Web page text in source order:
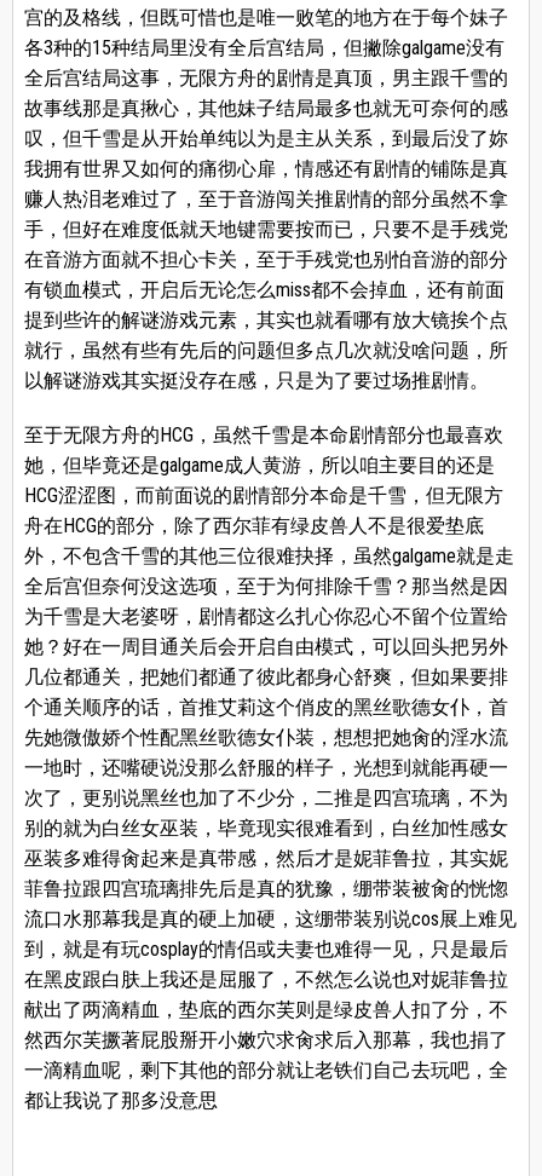
宫的及格线，但既可惜也是唯一败笔的地方在于每个妹子
各3种的15种结局里没有全后宫结局，但撇除galgame没有
全后宫结局这事，无限方舟的剧情是真顶，男主跟千雪的
故事线那是真揪心，其他妹子结局最多也就无可奈何的感
叹，但千雪是从开始单纯以为是主从关系，到最后没了妳
我拥有世界又如何的痛彻心扉，情感还有剧情的铺陈是真
赚人热泪老难过了，至于音游闯关推剧情的部分虽然不拿
手，但好在难度低就天地键需要按而已，只要不是手残党
在音游方面就不担心卡关，至于手残党也别怕音游的部分
有锁血模式，开启后无论怎么miss都不会掉血，还有前面
提到些许的解谜游戏元素，其实也就看哪有放大镜挨个点
就行，虽然有些有先后的问题但多点几次就没啥问题，所
以解谜游戏其实挺没存在感，只是为了要过场推剧情。
至于无限方舟的HCG，虽然千雪是本命剧情部分也最喜欢
她，但毕竟还是galgame成人黄游，所以咱主要目的还是
HCG涩涩图，而前面说的剧情部分本命是千雪，但无限方
舟在HCG的部分，除了西尔菲有绿皮兽人不是很爱垫底
外，不包含千雪的其他三位很难抉择，虽然galgame就是走
全后宫但奈何没这选项，至于为何排除千雪？那当然是因
为千雪是大老婆呀，剧情都这么扎心你忍心不留个位置给
她？好在一周目通关后会开启自由模式，可以回头把另外
几位都通关，把她们都通了彼此都身心舒爽，但如果要排
个通关顺序的话，首推艾莉这个俏皮的黑丝歌德女仆，首
先她微傲娇个性配黑丝歌德女仆装，想想把她肏的淫水流
一地时，还嘴硬说没那么舒服的样子，光想到就能再硬一
次了，更别说黑丝也加了不少分，二推是四宫琉璃，不为
别的就为白丝女巫装，毕竟现实很难看到，白丝加性感女
巫装多难得肏起来是真带感，然后才是妮菲鲁拉，其实妮
菲鲁拉跟四宫琉璃排先后是真的犹豫，绷带装被肏的恍惚
流口水那幕我是真的硬上加硬，这绷带装别说cos展上难见
到，就是有玩cosplay的情侣或夫妻也难得一见，只是最后
在黑皮跟白肤上我还是屈服了，不然怎么说也对妮菲鲁拉
献出了两滴精血，垫底的西尔芙则是绿皮兽人扣了分，不
然西尔芙撅著屁股掰开小嫩穴求肏求后入那幕，我也捐了
一滴精血呢，剩下其他的部分就让老铁们自己去玩吧，全
都让我说了那多没意思